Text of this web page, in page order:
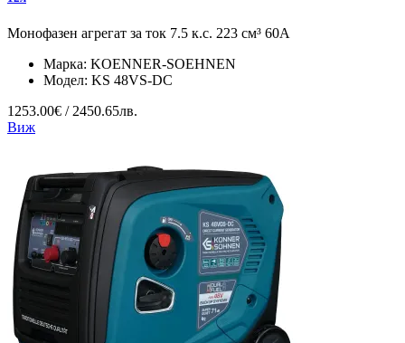
Монофазен агрегат за ток 7.5 к.с. 223 см³ 60А
Марка: KOENNER-SOEHNEN
Модел: KS 48VS-DC
1253.00€ / 2450.65лв.
Виж